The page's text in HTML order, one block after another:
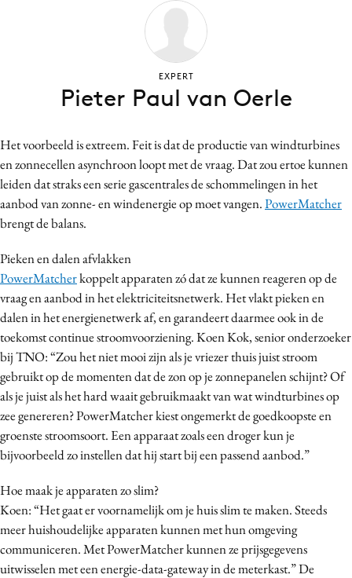
Contentmarketing
Data & Insights
Design
Digital transformation
Diversiteit
Effectiviteit
Gedragsverandering
Influencer marketing
Interne communicatie
Martech
Media
Merkstrategie
PR
Programmatic
Purpose Marketing
Reputatie & crisis
Het voorbeeld is extreem. Feit is dat de productie van windturbines
en zonnecellen asynchroon loopt met de vraag. Dat zou ertoe kunnen
leiden dat straks een serie gascentrales de schommelingen in het
aanbod van zonne- en windenergie op moet vangen.PowerMatcher
brengt de balans.
Pieken en dalen afvlakken
PowerMatcherkoppelt apparaten zó dat ze kunnen reageren op de
vraag en aanbod in het elektriciteitsnetwerk. Het vlakt pieken en
dalen in het energienetwerk af, en garandeert daarmee ook in de
toekomst continue stroomvoorziening. Koen Kok, senior onderzoeker
bij TNO: “Zou het niet mooi zijn als je vriezer thuis juist stroom
gebruikt op de momenten dat de zon op je zonnepanelen schijnt? Of
als je juist als het hard waait gebruikmaakt van wat windturbines op
zee genereren? PowerMatcher kiest ongemerkt de goedkoopste en
groenste stroomsoort. Een apparaat zoals een droger kun je
bijvoorbeeld zo instellen dat hij start bij een passend aanbod.”
Hoe maak je apparaten zo slim?
Koen: “Het gaat er voornamelijk om je huis slim te maken. Steeds
meer huishoudelijke apparaten kunnen met hun omgeving
communiceren. Met PowerMatcher kunnen ze prijsgegevens
uitwisselen met een energie-data-gateway in de meterkast.” De
EXPERT
Pieter Paul van Oerle